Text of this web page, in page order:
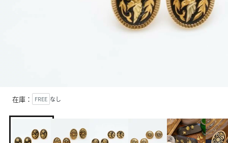
在庫： FREE なし